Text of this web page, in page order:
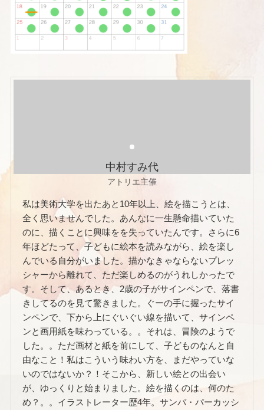
中村すみ代
アトリエ主催
私は美術大学を出たあと10年以上、絵を描こうとは、
全く思いませんでした。あんなに一生懸命描いていた
のに、描くことに興味をを失っていたんです。さらに6
年ほどたって、子どもに絵本を読みながら、絵を楽し
んでいる自分がいました。描かなきゃならないプレッ
シャーから離れて、ただ楽しめるのがうれしかったで
す。そして、あるとき、2歳の子がサインペンで、落書
きしてるのを見て驚きました。ぐーの手に握ったサイ
ンペンで、下から上にぐいぐい線を描いて、サインペ
ンと画用紙を味わっている。。それは、冒険のようで
した。。ただ画材と紙を前にして、子どものなんと自
由なこと！私はこういう味わい方を、まだやっていな
いのではないか？！そこから、新しい絵との出会い
が、ゆっくりと始まりました。絵を描くのは、何のた
め？。。イラストレーター歴4年。サンバ・パーカッシ